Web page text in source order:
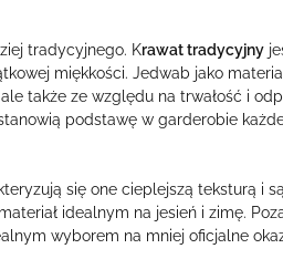
tradycyjnego. Krawat tradycyjny
miękkości. Jedwab jako
także ze względu na trwałość i
podstawę w garderobie
się one cieplejszą teksturą i
idealnym na jesień i zimę.
wyborem na mniej oficjalne